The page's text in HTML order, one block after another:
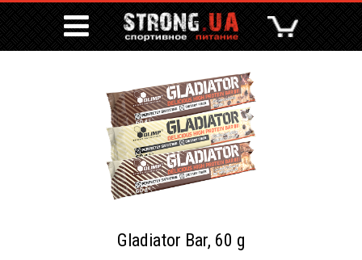
Gladiator Bar, 60 g